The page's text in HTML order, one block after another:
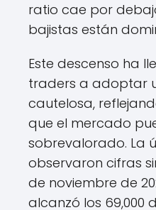
ratio cae por
bajistas están
Este descenso ha
traders a adoptar
cautelosa,
que el mercado
sobrevalorado. La
observaron cifras
de noviembre de
alcanzó los 69,000